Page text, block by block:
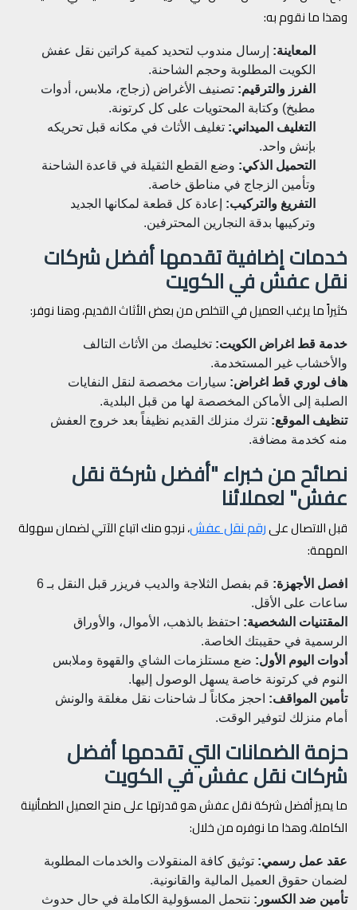
وهذا ما نقوم به:
المعاينة: إرسال مندوب لتحديد كمية كراتين نقل عفش
الكويت المطلوبة وحجم الشاحنة.
الفرز والترقيم: تصنيف الأغراض (زجاج، ملابس، أدوات
مطبخ) وكتابة المحتويات على كل كرتونة.
التغليف الميداني: تغليف الأثاث في مكانه قبل تحريكه
بإنش واحد.
التحميل الذكي: وضع القطع الثقيلة في قاعدة الشاحنة
وتأمين الزجاج في مناطق خاصة.
التفريغ والتركيب: إعادة كل قطعة لمكانها الجديد
وتركيبها بدقة النجارين المحترفين.
خدمات إضافية تقدمها أفضل شركات
نقل عفش في الكويت
كثيراً ما يرغب العميل في التخلص من بعض الأثاث القديم، وهنا نوفر:
خدمة قط اغراض الكويت: تخليصك من الأثاث التالف
والأخشاب غير المستخدمة.
هاف لوري قط اغراض: سيارات مخصصة لنقل النفايات
الصلبة إلى الأماكن المخصصة لها من قبل البلدية.
تنظيف الموقع: نترك منزلك القديم نظيفاً بعد خروج العفش
منه كخدمة مضافة.
نصائح من خبراء "أفضل شركة نقل
عفش" لعملائنا
قبل الاتصال علىرقم نقل عفش، نرجو منك اتباع الآتي لضمان سهولة
المهمة:
افصل الأجهزة:
قم بفصل الثلاجة والديب فريزر قبل النقل بـ 6
ساعات على الأقل.
المقتنيات الشخصية: احتفظ بالذهب، الأموال، والأوراق
الرسمية في حقيبتك الخاصة.
أدوات اليوم الأول: ضع مستلزمات الشاي والقهوة وملابس
النوم في كرتونة خاصة يسهل الوصول إليها.
تأمين المواقف: احجز مكاناً لـ شاحنات نقل مغلقة والونش
أمام منزلك لتوفير الوقت.
حزمة الضمانات التي تقدمها أفضل
شركات نقل عفش في الكويت
ما يميز أفضل شركة نقل عفش هو قدرتها على منح العميل الطمأنينة
الكاملة، وهذا ما نوفره من خلال:
عقد عمل رسمي: توثيق كافة المنقولات والخدمات المطلوبة
لضمان حقوق العميل المالية والقانونية.
تأمين ضد الكسور: نتحمل المسؤولية الكاملة في حال حدوث